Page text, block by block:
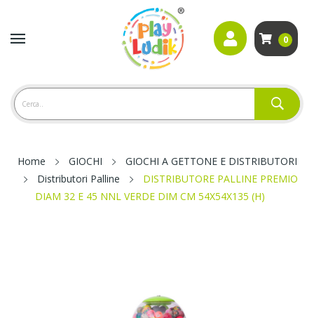
0
Home GIOCHI
GIOCHI A GETTONE E DISTRIBUTORI
Distributori Palline
DISTRIBUTORE PALLINE PREMIO
DIAM 32 E 45 NNL VERDE DIM CM 54X54X135 (H)